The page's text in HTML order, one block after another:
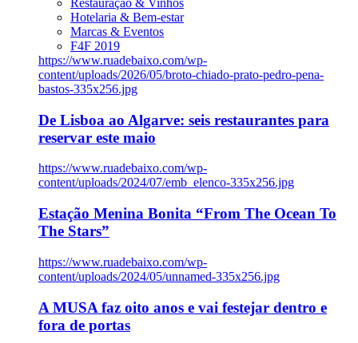
Restauração & Vinhos
Hotelaria & Bem-estar
Marcas & Eventos
F4F 2019
https://www.ruadebaixo.com/wp-
content/uploads/2026/05/broto-chiado-prato-pedro-pena-
bastos-335x256.jpg
De Lisboa ao Algarve: seis restaurantes para
reservar este maio
https://www.ruadebaixo.com/wp-
content/uploads/2024/07/emb_elenco-335x256.jpg
Estação Menina Bonita “From The Ocean To
The Stars”
https://www.ruadebaixo.com/wp-
content/uploads/2024/05/unnamed-335x256.jpg
A MUSA faz oito anos e vai festejar dentro e
fora de portas